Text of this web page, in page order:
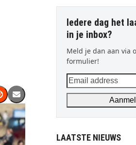
Iedere dag het
in je inbox?
Meld je dan aan via
formulier!
Email
address
LAATSTE NIEUWS